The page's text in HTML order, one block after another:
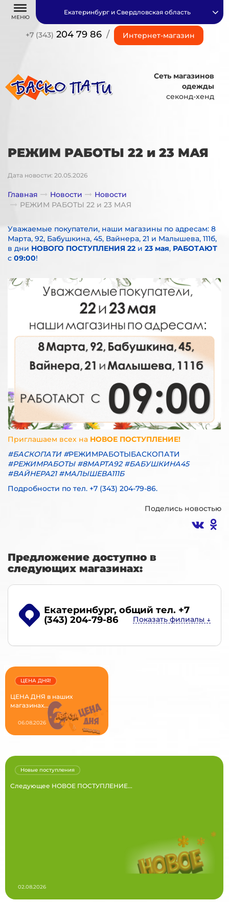
МЕНЮ
+7 (343) 204 79 86 / Интернет-магазин
Екатеринбург и Свердловская область
Сеть магазинов
одежды
секонд-хенд
РЕЖИМ РАБОТЫ 22 и 23 МАЯ
Дата новости: 20.05.2026
Главная Новости
Новости
РЕЖИМ РАБОТЫ 22 и 23 МАЯ
Уважаемые покупатели, наши магазины по адресам: 8
Марта, 92, Бабушкина, 45, Вайнера, 21 и Малышева, 111б,
в дни НОВОГО ПОСТУПЛЕНИЯ 22 и 23 мая, РАБОТАЮТ
с 09:00!
Приглашаем всех на НОВОЕ ПОСТУПЛЕНИЕ!
#БАСКОПАТИ #РЕЖИМРАБОТЫБАСКОПАТИ
#РЕЖИМРАБОТЫ #8МАРТА92 #БАБУШКИНА45
#ВАЙНЕРА21 #МАЛЫШЕВА111Б
Подробности по тел. +7 (343) 204-79-86.
Поделись новостью
Предложение доступно в
следующих магазинах:
Екатеринбург, общий тел. +7
(343) 204-79-86
ЦЕНА ДНЯ в наших
магазинах...
ЦЕНА ДНЯ!
06.08.2026
Следующее НОВОЕ ПОСТУПЛЕНИЕ...
Новые поступления
02.08.2026